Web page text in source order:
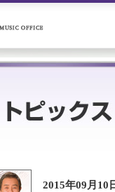
2015年09月10